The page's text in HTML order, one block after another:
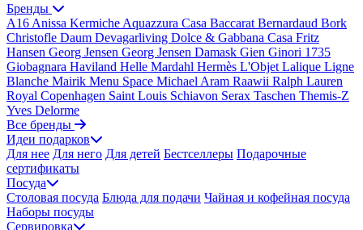
Бренды
A16 Anissa Kermiche Aquazzura Casa Baccarat Bernardaud Bork
Christofle Daum Devagarliving Dolce & Gabbana Casa Fritz
Hansen Georg Jensen Georg Jensen Damask Gien Ginori 1735
Giobagnara Haviland Helle Mardahl Hermès L'Objet Lalique Ligne
Blanche Mairik Menu Space Michael Aram Raawii Ralph Lauren
Royal Copenhagen Saint Louis Schiavon Serax Taschen Themis-Z
Yves Delorme
Все бренды
Идеи подарков
Для нее Для него Для детей Бестселлеры Подарочные
сертификаты
Посуда
Столовая посуда Блюда для подачи Чайная и кофейная посуда
Наборы посуды
Сервировка